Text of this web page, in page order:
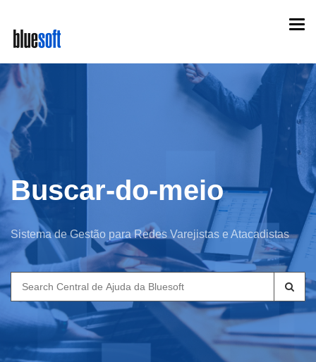
main
content
Buscar-do-meio
Sistema de Gestão para Redes Varejistas e Atacadistas
Search
for: